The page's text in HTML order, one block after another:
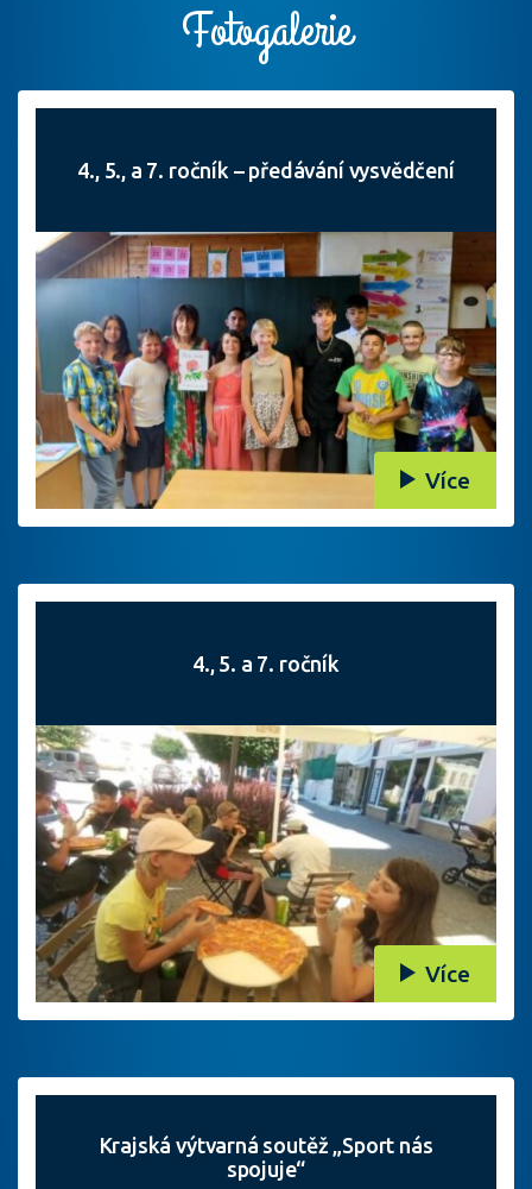
Fotogalerie
4., 5., a 7. ročník – předávání vysvědčení
Více
4., 5. a 7. ročník
Více
Krajská výtvarná soutěž „Sport nás
spojuje“